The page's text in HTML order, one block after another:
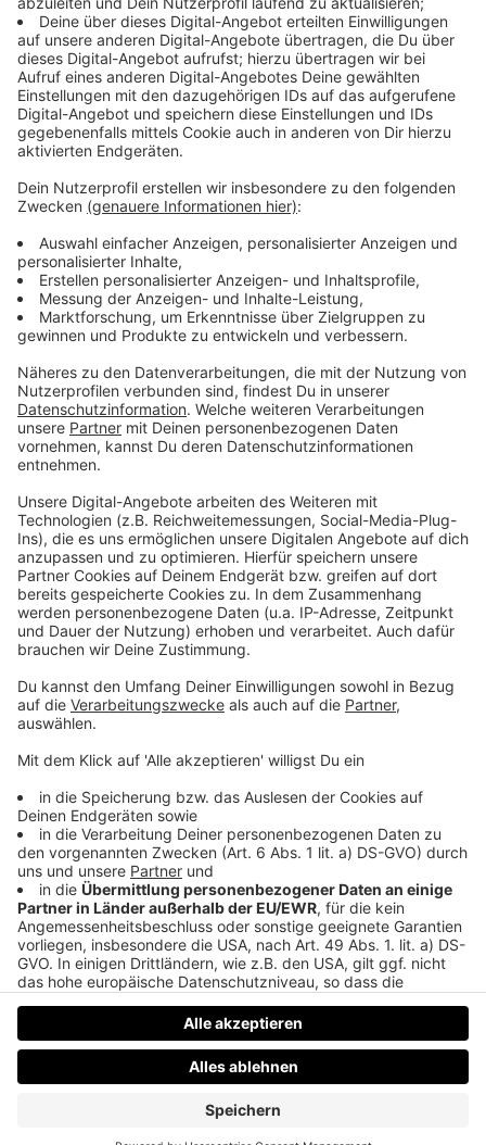
Damit Radiohören auch in Zukunft mit in Top
Qualität möglich ist, muss in Schärding und
Umgebung die Sendeantenne umgebaut werden.
Morgen ab 9:00 Uhr in der Früh kann es darum zu
Sendeausfällen oder Störgeräuschen beim
Radiohören kommen. Gegen 17:00 Uhr sind die
Arbeiten dann wieder abgeschlossen.
Bild: pixabay
Theresa Rogl
Geschichte auf Lager!
Bleibe mit unserem Newsletter immer auf
dem Laufenden. Melde dich direkt an!
DatenschutzImpressumAGBsJobsKontaktWerben